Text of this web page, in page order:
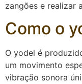
zangões e realizar
Como o
O yodel é
um movimento
vibração sonora